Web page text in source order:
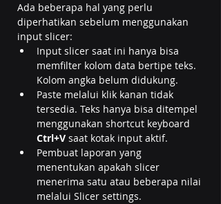
Ada beberapa hal yang perlu
diperhatikan sebelum menggunakan
input slicer:
Input slicer saat ini hanya bisa
memfilter kolom data bertipe teks.
Kolom angka belum didukung.
Paste melalui klik kanan tidak
tersedia. Teks hanya bisa ditempel
menggunakan shortcut keyboard
Ctrl+V saat kotak input aktif.
Pembuat laporan yang
menentukan apakah slicer
menerima satu atau beberapa nilai
melalui Slicer settings.